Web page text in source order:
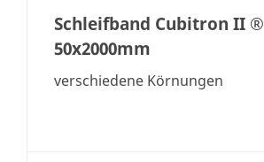
Schleifband Cubitron II ®
50x2000mm
verschiedene Körnungen